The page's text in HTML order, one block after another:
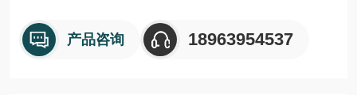
产品咨询 18963954537